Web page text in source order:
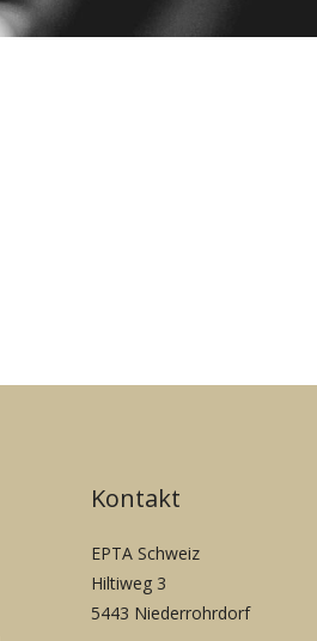
Kontakt
EPTA Schweiz
Hiltiweg 3
5443 Niederrohrdorf